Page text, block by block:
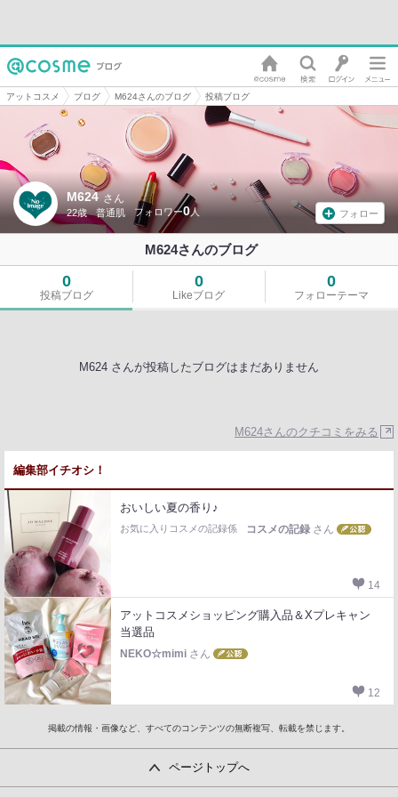
アットコスメ ブログ M624さんのブログ 投稿ブログ
M624 さん
22歳 普通肌 0 フォロー
M624さんのブログ
0
投稿ブログ
0
Likeブログ
0
フォローテーマ
M624 さんが投稿したブログはまだありません
M624さんのクチコミをみる
編集部イチオシ！
おいしい夏の香り♪
お気に入りコスメの記録係 コスメの記録 さん
14
アットコスメショッピング購入品＆Xプレキャン
当選品
NEKO☆mimi さん
12
掲載の情報・画像など、すべてのコンテンツの無断複写、転載を禁じます。
ページトップへ